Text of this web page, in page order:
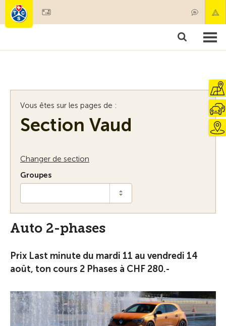
Membres & prestations
Vous êtes sur les pages de :
Section Vaud
Changer de section
Groupes
Auto 2-phases
Prix Last minute du mardi 11 au vendredi 14
août, ton cours 2 Phases à CHF 280.-